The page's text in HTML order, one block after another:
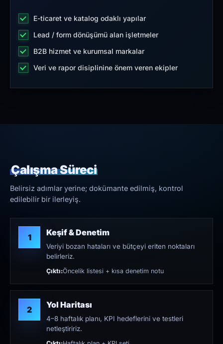
E-ticaret ve katalog odaklı yapılar
Lead / form dönüşümü alan işletmeler
B2B hizmet ve kurumsal markalar
Veri ve rapor disiplinine önem veren ekipler
Çalışma Süreci
Belirsiz adımlar yerine; dokümante edilmiş, kontrol
edilebilir bir ilerleyiş.
1 Keşif & Denetim
Veriyi bozan hataları ve bütçeyi eriten noktaları
belirleriz.
Çıktı:Öncelik listesi + kısa denetim notu
2 Yol Haritası
4–8 haftalık planı, KPI hedeflerini ve testleri
netleştiririz.